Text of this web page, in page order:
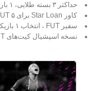
حداکثر ۳ بسته طلایی، ۱ بار در هفته به مدت ۳ هفته
کاور Star Loan برای ۵ FUT بازی
سفیر FUT ، انتخاب ۱ بازیکن از میان ۳ بازیکن برای ۳ مسابقه FUT
نسخه اسپشیال کیت‌های FUT و آیتم‌های استادیوم